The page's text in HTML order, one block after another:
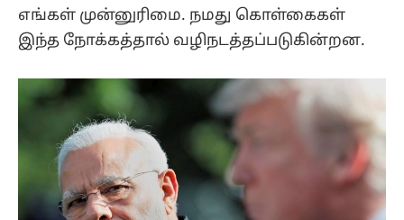
எங்கள் முன்னுரிமை. நமது கொள்கைகள்
இந்த நோக்கத்தால் வழிநடத்தப்படுகின்றன.